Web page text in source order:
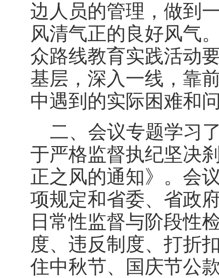
边人员的管理，做到
风清气正的良好风气
众路线教育实践活动
基层，深入一线，靠
中遇到的实际困难和
二、会议专题学习
于严格监督执纪坚决
正之风的通知》。会
项规定和省委、省政
日常性监督与阶段性
度、违反制度、打折
住中秋节、国庆节公